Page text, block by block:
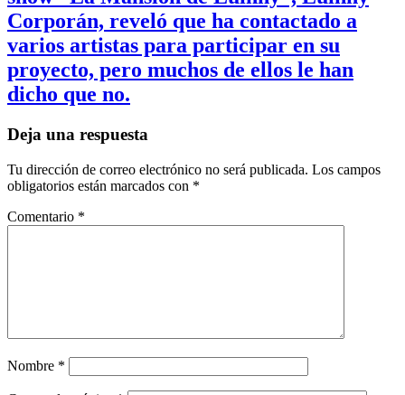
Corporán, reveló que ha contactado a
varios artistas para participar en su
proyecto, pero muchos de ellos le han
dicho que no.
Deja una respuesta
Tu dirección de correo electrónico no será publicada. Los campos
obligatorios están marcados con *
Comentario *
Nombre *